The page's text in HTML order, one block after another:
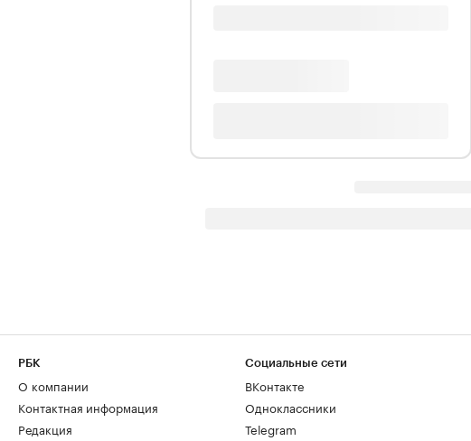
РБК
О компании
Контактная информация
Редакция
Социальные сети
ВКонтакте
Одноклассники
Telegram